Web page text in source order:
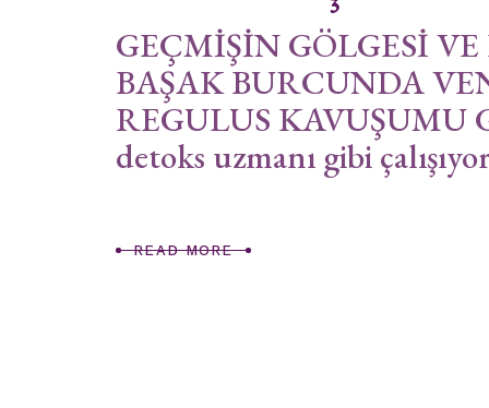
GEÇMİŞİN GÖLGESİ
BAŞAK BURCUNDA
REGULUS KAVUŞUMU
detoks uzmanı gibi
READ MORE